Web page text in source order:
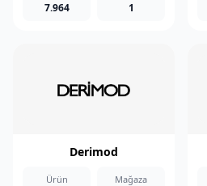
7.964 1
Derimod
Ürün Mağaza